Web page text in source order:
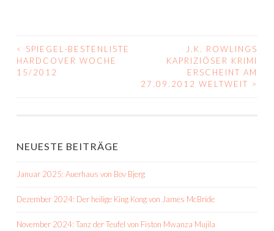
BEITRAGS-
NAVIGATION
<
SPIEGEL-BESTENLISTE
HARDCOVER WOCHE
15/2012
J.K. ROWLINGS
KAPRIZIÖSER KRIMI
ERSCHEINT AM
27.09.2012 WELTWEIT >
NEUESTE BEITRÄGE
Januar 2025: Auerhaus von Bov Bjerg
Dezember 2024: Der heilige King Kong von James McBride
November 2024: Tanz der Teufel von Fiston Mwanza Mujila